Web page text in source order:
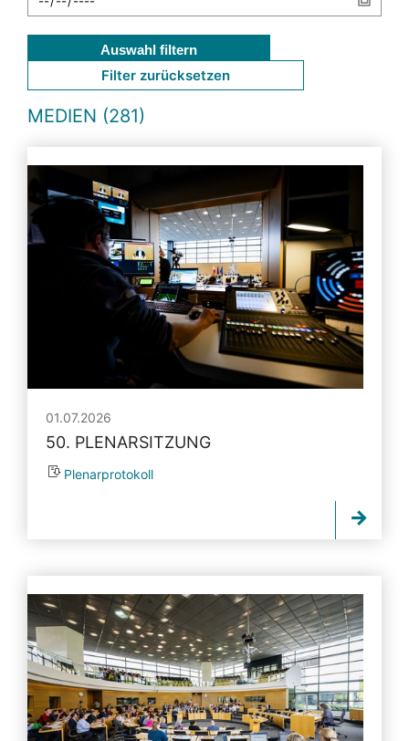
Auswahl filtern
Filter zurücksetzen
MEDIEN (281)
01.07.2026
50. PLENARSITZUNG
Plenarprotokoll